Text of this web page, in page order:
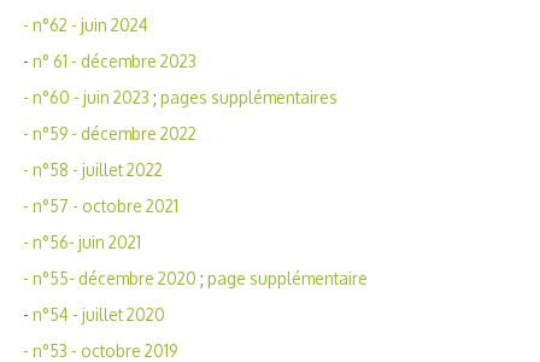
- n°62 - juin 2024
- n° 61 - décembre 2023
- n°60 - juin 2023 ; pages supplémentaires
- n°59 - décembre 2022
- n°58 - juillet 2022
- n°57 - octobre 2021
- n°56- juin 2021
- n°55- décembre 2020 ; page supplémentaire
- n°54 - juillet 2020
- n°53 - octobre 2019